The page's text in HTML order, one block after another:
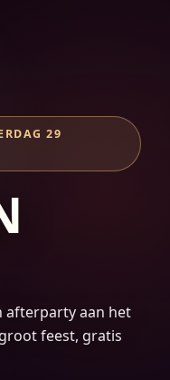
29
afterparty aan het
feest, gratis